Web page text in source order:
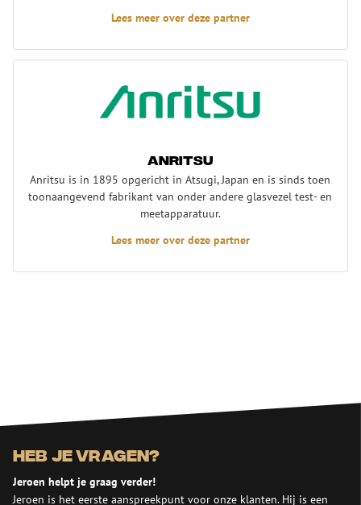
Lees meer over deze partner
Anritsu
Anritsu is in 1895 opgericht in Atsugi, Japan en is sinds toen
toonaangevend fabrikant van onder andere glasvezel test- en
meetapparatuur.
Lees meer over deze partner
Heb je vragen?
Jeroen helpt je graag verder!
Jeroen is het eerste aanspreekpunt voor onze klanten. Hij is een